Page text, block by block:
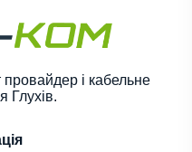
і кабельне
Глухів.